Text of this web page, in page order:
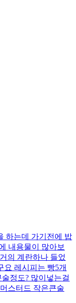
하는데 가기전에 밥
내용물이 많아보
의 계란하나 들었
요 레시피는 빵5개
정도? 많이넣는걸
스터드 작은큰술